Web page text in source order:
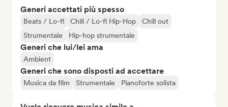
Generi accettati più spesso
Beats / Lo-fi Chill / Lo-fi Hip-Hop
Chill out
Strumentale
Hip-hop strumentale
Generi che lui/lei ama
Ambient
Generi che sono disposti ad accettare
Musica da film Strumentale Pianoforte solista